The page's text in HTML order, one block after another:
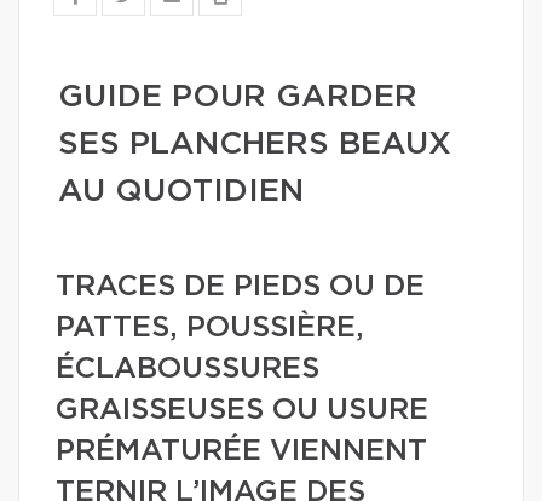
GUIDE POUR GARDER
SES PLANCHERS BEAUX
AU QUOTIDIEN
TRACES DE PIEDS OU DE
PATTES, POUSSIÈRE,
ÉCLABOUSSURES
GRAISSEUSES OU USURE
PRÉMATURÉE VIENNENT
TERNIR L’IMAGE DES